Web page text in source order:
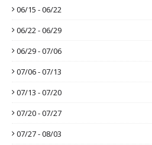
06/15 - 06/22
06/22 - 06/29
06/29 - 07/06
07/06 - 07/13
07/13 - 07/20
07/20 - 07/27
07/27 - 08/03